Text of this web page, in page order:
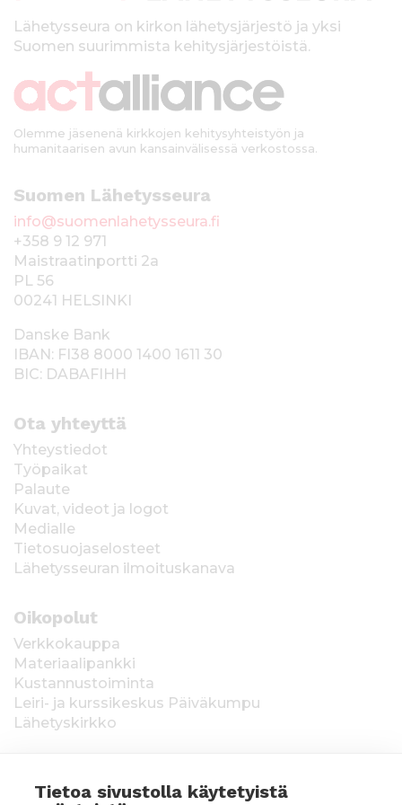
Tietoa sivustolla käytetyistä
kLähetysseura on kirkon lähetysjärjestö ja yksi
Suomen suurimmista kehitysjärjestöistä.
Olemme jäsenenä kirkkojen kehitysyhteistyön ja
humanitaarisen avun kansainvälisessä verkostossa.
Suomen Lähetysseura
info@suomenlahetysseura.fi
+358 9 12 971
Maistraatinportti 2a
PL 56
00241 HELSINKI
Danske Bank
IBAN: FI38 8000 1400 1611 30
BIC: DABAFIHH
Ota yhteyttä
Yhteystiedot
Työpaikat
Palaute
Kuvat, videot ja logot
Medialle
Tietosuojaselosteet
Lähetysseuran ilmoituskanava
Oikopolut
Verkkokauppa
Materiaalipankki
Kustannustoiminta
Leiri- ja kurssikeskus Päiväkumpu
Lähetyskirkko